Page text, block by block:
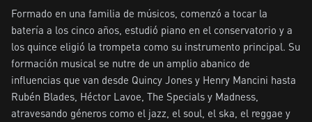
Formado en una familia de músicos, comenzó a tocar la
batería a los cinco años, estudió piano en el conservatorio y a
los quince eligió la trompeta como su instrumento principal. Su
formación musical se nutre de un amplio abanico de
influencias que van desde Quincy Jones y Henry Mancini hasta
Rubén Blades, Héctor Lavoe, The Specials y Madness,
atravesando géneros como el jazz, el soul, el ska, el reggae y